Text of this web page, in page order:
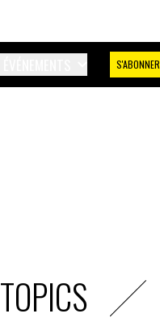
S'ABONNER
TOPICS